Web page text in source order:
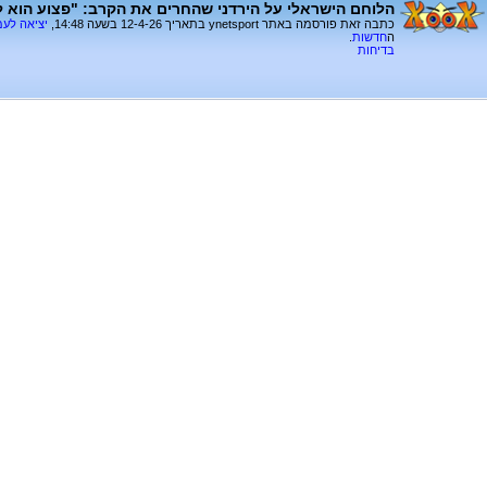
הלוחם הישראלי על הירדני שהחרים את הקרב: "פצוע הוא
כתבה זאת פורסמה באתר ynetsport בתאריך 12-4-26 בשעה 14:48, יציאה
החדשות
בדיחות